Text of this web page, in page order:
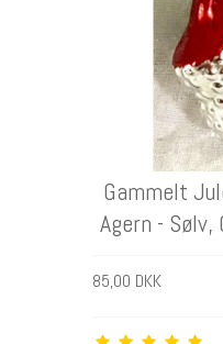
Gammelt
Agern - Sølv,
85,00 DKK